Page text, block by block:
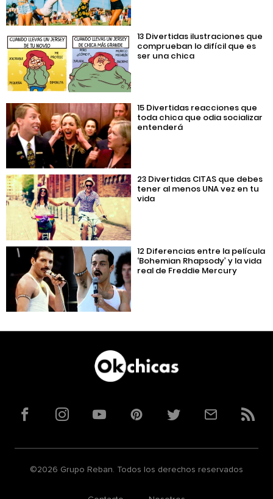
13 Divertidas ilustraciones que
comprueban lo difícil que es
ser una chica
15 Divertidas reacciones que
toda chica que odia socializar
entenderá
23 Divertidas CITAS que debes
tener al menos UNA vez en tu
vida
12 Diferencias entre la película
‘Bohemian Rhapsody’ y la vida
real de Freddie Mercury
FacebookInstagramYouTubePinterestTwitterCorreoRSS
©2026 Grupo Reban. Todos los derechos reservados